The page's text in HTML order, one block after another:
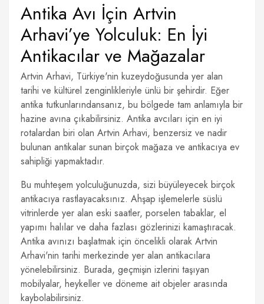
Antika Avı İçin Artvin
Arhavi’ye Yolculuk: En İyi
Antikacılar ve Mağazalar
Artvin Arhavi, Türkiye'nin kuzeydoğusunda yer alan
tarihi ve kültürel zenginlikleriyle ünlü bir şehirdir. Eğer
antika tutkunlarındansanız, bu bölgede tam anlamıyla bir
hazine avına çıkabilirsiniz. Antika avcıları için en iyi
rotalardan biri olan Artvin Arhavi, benzersiz ve nadir
bulunan antikalar sunan birçok mağaza ve antikacıya ev
sahipliği yapmaktadır.
Bu muhteşem yolculuğunuzda, sizi büyüleyecek birçok
antikacıya rastlayacaksınız. Ahşap işlemelerle süslü
vitrinlerde yer alan eski saatler, porselen tabaklar, el
yapımı halılar ve daha fazlası gözlerinizi kamaştıracak.
Antika avınızı başlatmak için öncelikli olarak Artvin
Arhavi'nin tarihi merkezinde yer alan antikacılara
yönelebilirsiniz. Burada, geçmişin izlerini taşıyan
mobilyalar, heykeller ve döneme ait objeler arasında
kaybolabilirsiniz.